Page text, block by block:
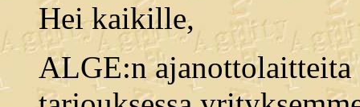
Hei kaikille,
ALGE:n